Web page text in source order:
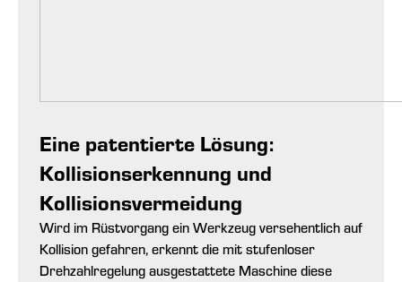
Eine patentierte Lösung:
Kollisionserkennung und
Kollisionsvermeidung
Wird im Rüstvorgang ein Werkzeug versehentlich auf
Kollision gefahren, erkennt die mit stufenloser
Drehzahlregelung ausgestattete Maschine diese